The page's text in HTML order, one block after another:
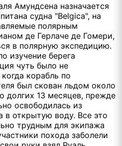
Амундсена назначается
судна "Belgica", на
полярным
де Герлаче де Гомери,
в полярную экспедицию.
изучение берега
чуть было не
корабль по
был скован льдом около
долгих 13 месяцев, прежде
освободилась из
в открытую воду. Все это
трудным для экипажа
похода заболели